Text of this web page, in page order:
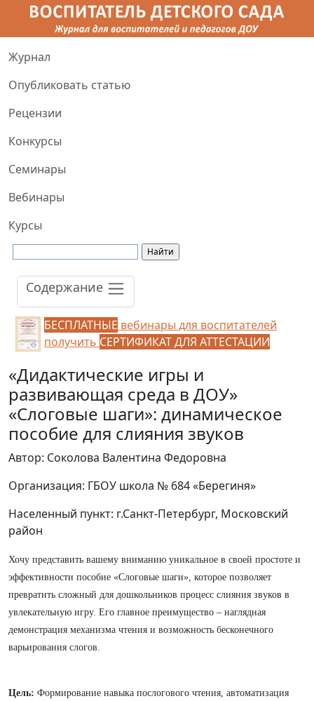
Журнал
Опубликовать статью
Рецензии
Конкурсы
Семинары
Вебинары
Курсы
Содержание
БЕСПЛАТНЫЕ вебинары для воспитателей
получить СЕРТИФИКАТ ДЛЯ АТТЕСТАЦИИ
«Дидактические игры и
развивающая среда в ДОУ»
«Слоговые шаги»: динамическое
пособие для слияния звуков
Автор: Соколова Валентина Федоровна
Организация: ГБОУ школа № 684 «Берегиня»
Населенный пункт: г.Санкт-Петербург, Московский
район
Хочу представить вашему вниманию уникальное в своей простоте и
эффективности пособие «Слоговые шаги», которое позволяет
превратить сложный для дошкольников процесс слияния звуков в
увлекательную игру. Его главное преимущество – наглядная
демонстрация механизма чтения и возможность бесконечного
варьирования слогов.
Цель: Формирование навыка послогового чтения, автоматизация